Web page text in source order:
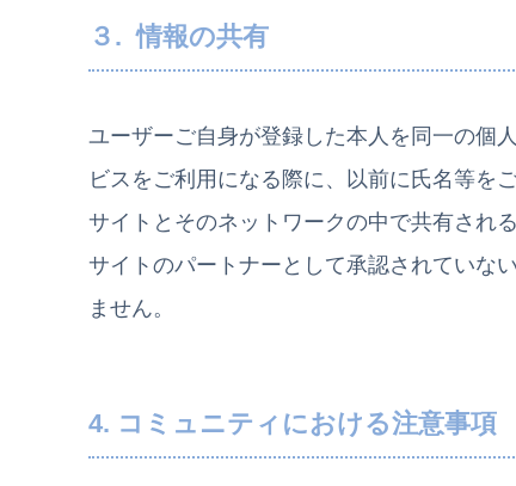
３. 情報の共有
ユーザーご自身が登録した本人を同一の個
ビスをご利用になる際に、以前に氏名等を
サイトとそのネットワークの中で共有され
サイトのパートナーとして承認されていな
ません。
4. コミュニティにおける注意事項